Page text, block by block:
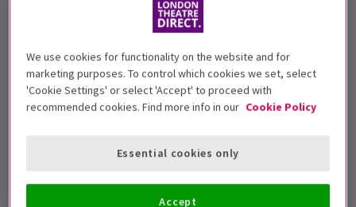
Duchess Theatre
We use cookies for functionality on the website and for
marketing purposes. To control which cookies we set, select
'Cookie Settings' or select 'Accept' to proceed with
recommended cookies. Find more info in our Cookie Policy
Essential cookies only
Accept